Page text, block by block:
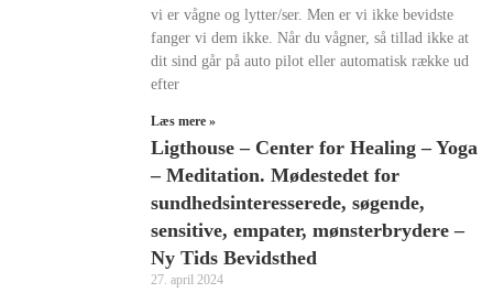
vi er vågne og lytter/ser. Men er vi ikke bevidste
fanger vi dem ikke. Når du vågner, så tillad ikke at
dit sind går på auto pilot eller automatisk række ud
efter
Læs mere »
Ligthouse – Center for Healing – Yoga
– Meditation. Mødestedet for
sundhedsinteresserede, søgende,
sensitive, empater, mønsterbrydere –
Ny Tids Bevidsthed
27. april 2024